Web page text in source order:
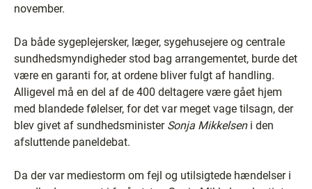
november.
Da både sygeplejersker, læger, sygehusejere og centrale
sundhedsmyndigheder stod bag arrangementet, burde det
være en garanti for, at ordene bliver fulgt af handling.
Alligevel må en del af de 400 deltagere være gået hjem
med blandede følelser, for det var meget vage tilsagn, der
blev givet af sundhedsminister Sonja Mikkelseni den
afsluttende paneldebat.
Da der var mediestorm om fejl og utilsigtede hændelser i